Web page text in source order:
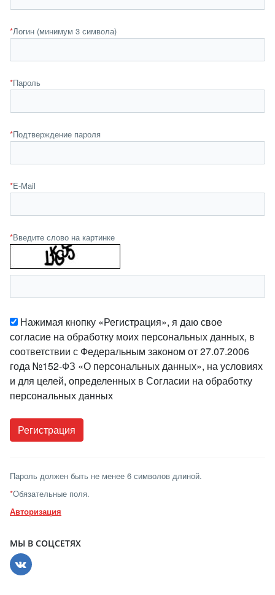
*Логин (минимум 3 символа)
*Пароль
*Подтверждение пароля
*E-Mail
*Введите слово на картинке
Нажимая кнопку «Регистрация», я даю свое
согласие на обработку моих персональных данных, в
соответствии с Федеральным законом от 27.07.2006
года №152-ФЗ «О персональных данных», на условиях
и для целей, определенных в Согласии на обработку
персональных данных
Пароль должен быть не менее 6 символов длиной.
*Обязательные поля.
Авторизация
МЫ В СОЦСЕТЯХ